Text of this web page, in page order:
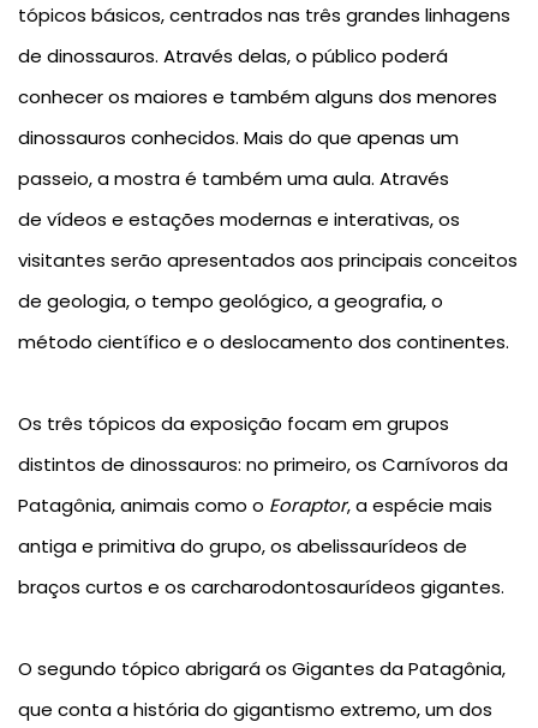
tópicos básicos, centrados nas três grandes linhagens
de dinossauros. Através delas, o público poderá
conhecer os maiores e também alguns dos menores
dinossauros conhecidos. Mais do que apenas um
passeio, a mostra é também uma aula. Através
de vídeos e estações modernas e interativas, os
visitantes serão apresentados aos principais conceitos
de geologia, o tempo geológico, a geografia, o
método científico e o deslocamento dos continentes.
Os três tópicos da exposição focam em grupos
distintos de dinossauros: no primeiro, os Carnívoros da
Patagônia, animais como o Eoraptor, a espécie mais
antiga e primitiva do grupo, os abelissaurídeos de
braços curtos e os carcharodontosaurídeos gigantes.
O segundo tópico abrigará os Gigantes da Patagônia,
que conta a história do gigantismo extremo, um dos